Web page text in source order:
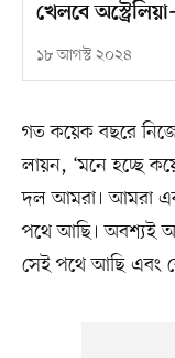
খেলবে
১৮ আগস্ট ২০২৪
গত কয়েক বছরে
লায়ন, ‘মনে হচ্ছে
দল আমরা। আমরা
পথে আছি। অবশ্যই
সেই পথে আছি এবং